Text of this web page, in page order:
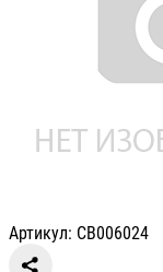
Артикул: СВ006024